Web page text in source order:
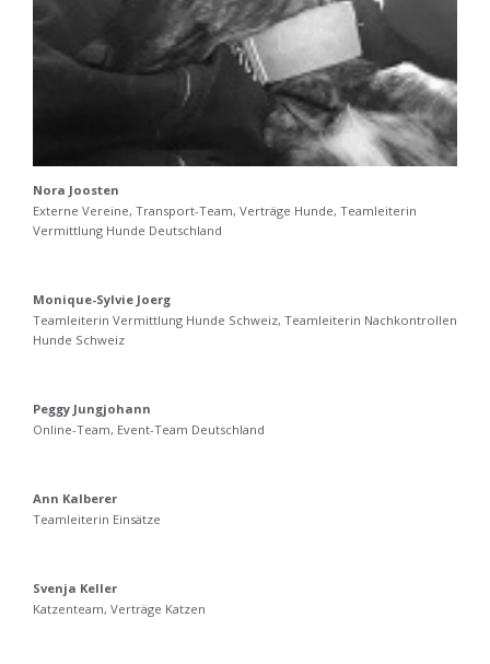
Nora Joosten
Externe Vereine, Transport-Team, Verträge Hunde, Teamleiterin
Vermittlung Hunde Deutschland
Monique-Sylvie Joerg
Teamleiterin Vermittlung Hunde Schweiz, Teamleiterin Nachkontrollen
Hunde Schweiz
Peggy Jungjohann
Online-Team, Event-Team Deutschland
Ann Kalberer
Teamleiterin Einsätze
Svenja Keller
Katzenteam, Verträge Katzen